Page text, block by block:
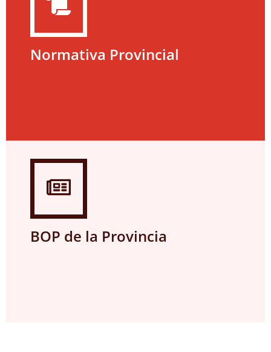
Normativa Provincial
BOP de la Provincia